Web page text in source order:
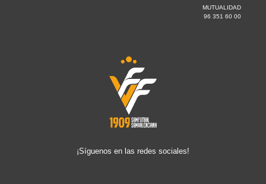
MUTUALIDAD
96 351 60 00
¡Síguenos en las redes sociales!